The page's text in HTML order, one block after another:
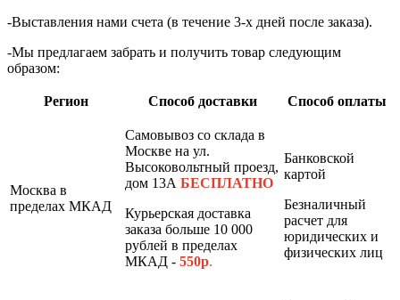
-Выставления нами счета (в течение 3-х дней после заказа).
-Мы предлагаем забрать и получить товар следующим
образом:
Регион Способ доставки Способ оплаты
Москва в
пределах МКАД
Самовывоз со склада в
Москве на ул.
Высоковольтный проезд,
дом 13А БЕСПЛАТНО
Курьерская доставка
заказа больше 10 000
рублей в пределах
МКАД - 550р.
Банковской
картой
Безналичный
расчет для
юридических и
физических лиц